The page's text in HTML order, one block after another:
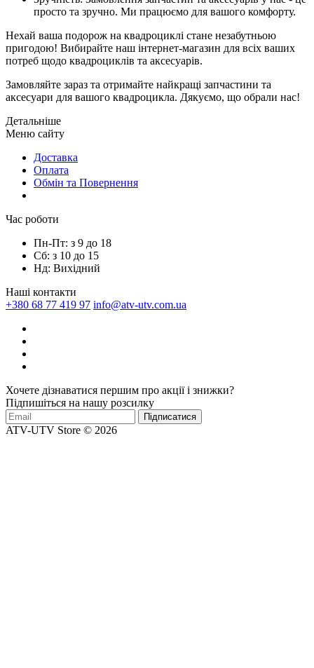
просто та зручно. Ми працюємо для вашого комфорту.
Нехай ваша подорож на квадроциклі стане незабутньою
пригодою! Вибирайте наш інтернет-магазин для всіх ваших
потреб щодо квадроциклів та аксесуарів.
Замовляйте зараз та отримайте найкращі запчастини та
аксесуари для вашого квадроцикла. Дякуємо, що обрали нас!
Детальніше
Mеню сайтy
Доставка
Оплата
Обмін та Повернення
Час роботи
Пн-Пт: з 9 до 18
Сб: з 10 до 15
Нд: Вихідний
Наші контакти
+380 68 77 419 97 info@atv-utv.com.ua
Хочете дізнаватися першим про акції і знижки?
Підпишіться на нашу розсилку
Підписатися
ATV-UTV Store © 2026